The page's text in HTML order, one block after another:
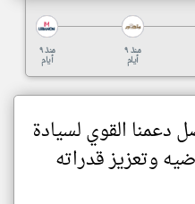
منذ ٩
أيام
منذ ٩
أيام
دعمنا القوي لسيادة
وتعزيز قدراته